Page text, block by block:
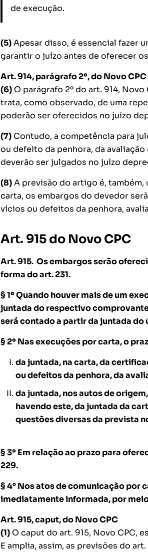
de execução.
(5)Apesar disso, é essencial fazer
garantir o juízo antes de oferecer
Art. 914, parágrafo 2º, do Novo CPC
(6)O parágrafo 2º do art. 914,
trata, como observado, de uma
poderão ser oferecidos no juízo
(7)Contudo, a competência para
ou defeito da penhora, da
deverão ser julgados no juízo
(8)A previsão do artigo é, também,
carta, os embargos do devedor
vícios ou defeitos da penhora,
Art. 915 do Novo CPC
Art. 915. Os embargos serão
forma do art. 231.
§ 1º Quando houver mais de um
juntada do respectivo
será contado a partir da juntada do
§ 2º Nas execuções por carta, o
da juntada, na carta, da
ou defeitos da penhora, da
da juntada, nos autos de
havendo este, da juntada da
questões diversas da prevista
§ 3º Em relação ao prazo para
229.
§ 4° Nos atos de comunicação por
imediatamente informada, por
Art. 915,caput, do Novo CPC
(1)O caputdo art. 915, Novo CPC,
E amplia, assim, as previsões do